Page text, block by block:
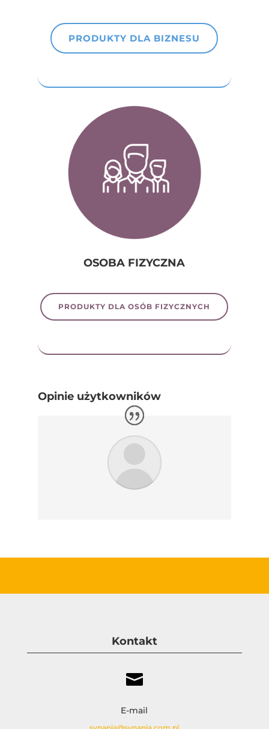
PRODUKTY DLA BIZNESU
OSOBA FIZYCZNA
PRODUKTY DLA OSÓB FIZYCZNYCH
Opinie użytkowników
Kontakt

E-mail